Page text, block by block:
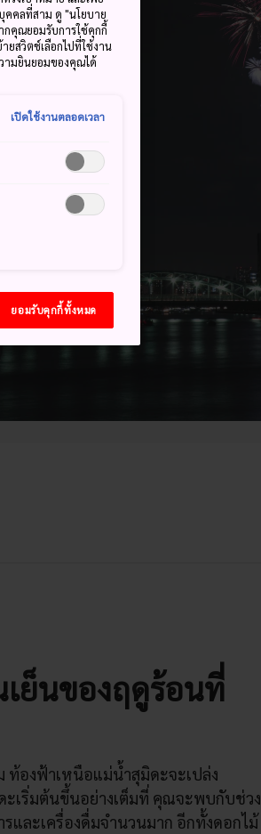
ย็นของฤดูร้อนที่
ท้องฟ้าเหนือแม่น้ำสุมิดะจะเปล่ง
ะเริ่มต้นขึ้นอย่างเต็มที่ คุณจะพบกับช่วง
และเครื่องดื่มจำนวนมาก อีกทั้งดอกไม้
คคลที่สาม ดู "นโยบาย
กคุณยอมรับการใช้คุกกี้
ยสวิตช์เลือกไปที่ใช้งาน
ามยินยอมของคุณได้
เปิดใช้งานตลอดเวลา
ยอมรับคุกกี้ทั้งหมด